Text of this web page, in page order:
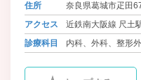
住所
奈良県葛城市疋田
アクセス
近鉄南大阪線 尺土
近鉄御所線 大和新
診療科目 内科、外科、整形